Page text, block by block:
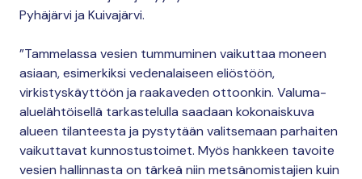
Pyhäjärvi ja Kuivajärvi.
”Tammelassa vesien tummuminen vaikuttaa moneen
asiaan, esimerkiksi vedenalaiseen eliöstöön,
virkistyskäyttöön ja raakaveden ottoonkin. Valuma-
aluelähtöisellä tarkastelulla saadaan kokonaiskuva
alueen tilanteesta ja pystytään valitsemaan parhaiten
vaikuttavat kunnostustoimet. Myös hankkeen tavoite
vesien hallinnasta on tärkeä niin metsänomistajien kuin